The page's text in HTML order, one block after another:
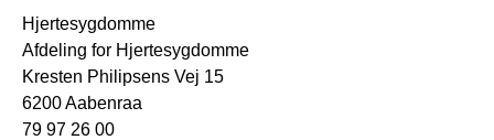
Hjertesygdomme
Afdeling for Hjertesygdomme
Kresten Philipsens Vej 15
6200 Aabenraa
79 97 26 00